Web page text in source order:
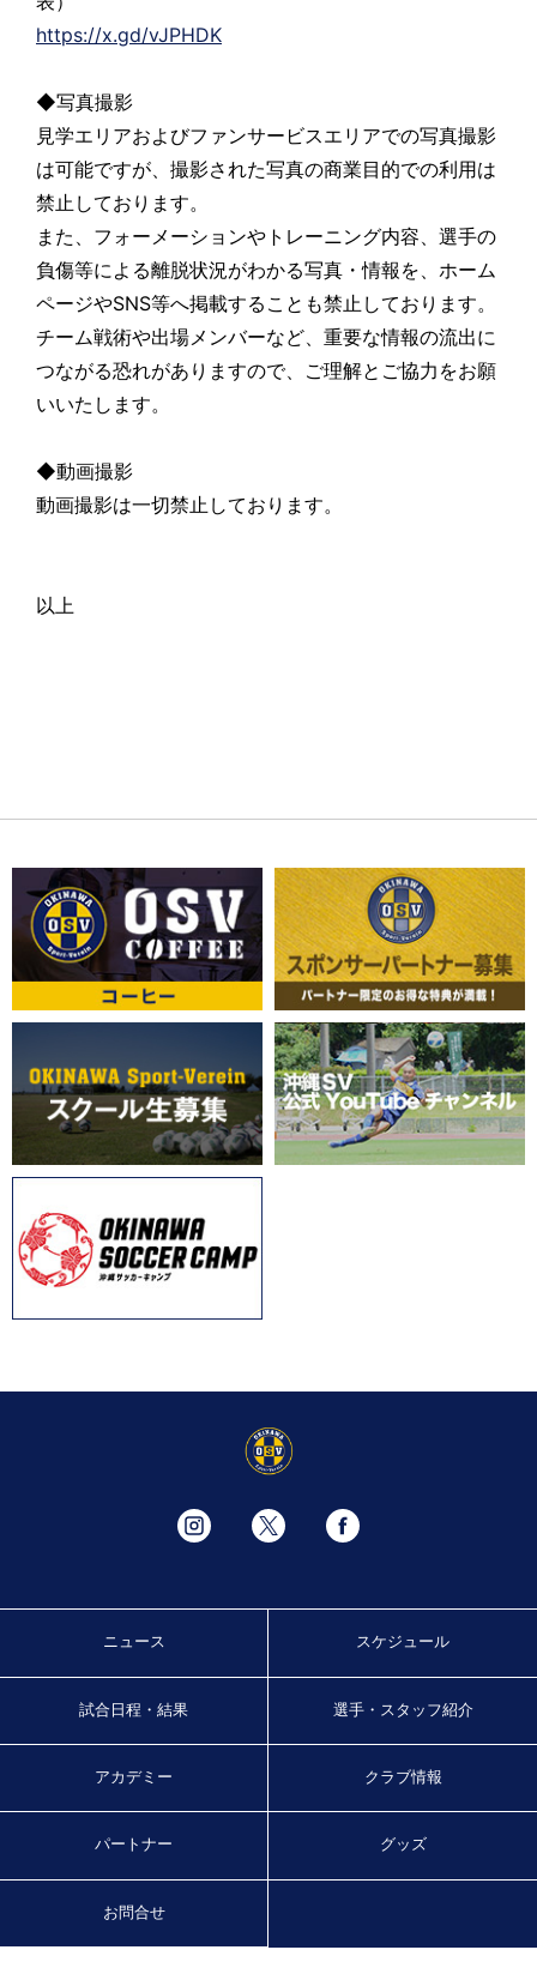
https://x.gd/vJPHDK
◆写真撮影
見学エリアおよびファンサービスエリアでの写真撮影
は可能ですが、撮影された写真の商業目的での利用は
禁止しております。
また、フォーメーションやトレーニング内容、選手の
負傷等による離脱状況がわかる写真・情報を、ホーム
ページやSNS等へ掲載することも禁止しております。
チーム戦術や出場メンバーなど、重要な情報の流出に
つながる恐れがありますので、ご理解とご協力をお願
いいたします。
◆動画撮影
動画撮影は一切禁止しております。
以上
ニュース スケジュール
試合日程・結果 選手・スタッフ紹介
アカデミー クラブ情報
パートナー グッズ
お問合せ